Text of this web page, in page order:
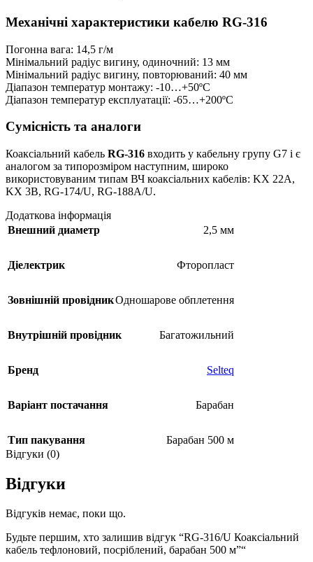
Механічні характеристики кабелю RG-316
Погонна вага: 14,5 г/м
Мінімальний радіус вигину, одиночний: 13 мм
Мінімальний радіус вигину, повторюваний: 40 мм
Діапазон температур монтажу: -10…+50ºС
Діапазон температур експлуатації: -65…+200ºС
Сумісність та аналоги
Коаксіальний кабель RG-316 входить у кабельну групу G7 і є
аналогом за типорозміром наступним, широко
використовуваним типам ВЧ коаксіальних кабелів: KX 22A,
KX 3B, RG-174/U, RG-188A/U.
Додаткова інформація
Внешний диаметр
2,5 мм
Діелектрик Фторопласт
Зовнішній провідникОдношарове обплетення
Внутрішній провідник Багатожильний
Бренд Selteq
Варіант постачання Барабан
Тип пакування
Барабан 500 м
Відгуки (0)
Відгуки
Відгуків немає, поки що.
Будьте першим, хто залишив відгук “RG-316/U Коаксіальний
кабель тефлоновий, посріблений, барабан 500 м”“